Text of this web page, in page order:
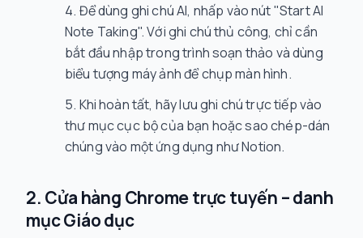
Để dùng ghi chú AI, nhấp vào nút "Start AI
Note Taking". Với ghi chú thủ công, chỉ cần
bắt đầu nhập trong trình soạn thảo và dùng
biểu tượng máy ảnh để chụp màn hình.
Khi hoàn tất, hãy lưu ghi chú trực tiếp vào
thư mục cục bộ của bạn hoặc sao chép-dán
chúng vào một ứng dụng như Notion.
2. Cửa hàng Chrome trực tuyến – danh
mục Giáo dục